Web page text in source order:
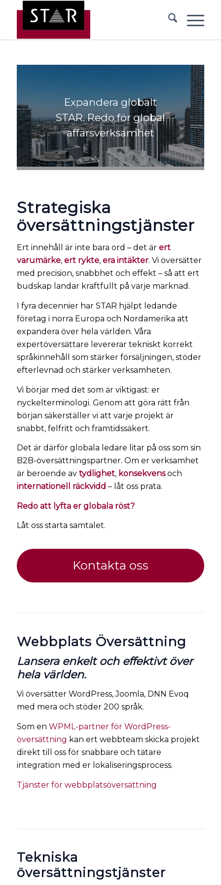
Expandera globalt
STAR. Redo för global
affärsverksamhet
Strategiska
översättningstjänster
Ert innehåll är inte bara ord – det är ert
varumärke, ert rykte, era intäkter. Vi översätter
med precision, snabbhet och effekt – så att ert
budskap landar kraftfullt på varje marknad.
I fyra decennier har STAR hjälpt ledande
företag i norra Europa och Nordamerika att
expandera över hela världen. Våra
expertöversättare levererar tekniskt korrekt
språkinnehåll som stärker försäljningen, stöder
efterlevnad och stärker verksamheten.
Vi börjar med det som är viktigast: er
nyckelterminologi. Genom att göra rätt från
början säkerställer vi att varje projekt är
snabbt, felfritt och framtidssäkert.
Det är därför globala ledare litar på oss som sin
B2B-översättningspartner. Om er verksamhet
är beroende av tydlighet, konsekvensoch
internationell räckvidd – låt oss prata.
Redo att lyfta er globala röst?
Låt oss starta samtalet.
Kontakta oss
Webbplats Översättning
Lansera enkelt och effektivt över
hela världen.
Vi översätter WordPress, Joomla, DNN Evoq
med mera och stöder 200 språk.
Som en WPML-partner för WordPress-
översättning kan ert webbteam skicka projekt
direkt till oss för snabbare och tätare
integration med er lokaliseringsprocess.
Tjänster för webbplatsöversättning
Tekniska
översättningstjänster